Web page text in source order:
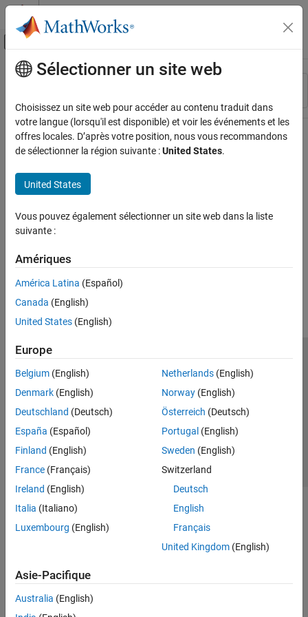
Passer au contenu
Activer/désactiver l'affichage du menu
Ressource
Contenu principal
Sélectionner un site web
Choisissez un site web pour accéder au contenu traduit dans
votre langue (lorsqu'il est disponible) et voir les événements et les
offres locales. D’après votre position, nous vous recommandons
de sélectionner la région suivante :United States.
United States
Vous pouvez également sélectionner un site web dans la liste
suivante :
Amériques
América Latina (Español)
Canada (English)
United States (English)
Europe
Belgium (English)
Denmark (English)
Deutschland (Deutsch)
España (Español)
Finland (English)
France (Français)
Ireland (English)
Italia (Italiano)
Luxembourg (English)
Netherlands(English)
Norway(English)
Österreich (Deutsch)
Portugal (English)
Sweden (English)
Switzerland
Deutsch
English
Français
United Kingdom(English)
Asie-Pacifique
Australia (English)
Lutte anti-piratage
Contacts locaux
© 1994-2026 The MathWorks, Inc.